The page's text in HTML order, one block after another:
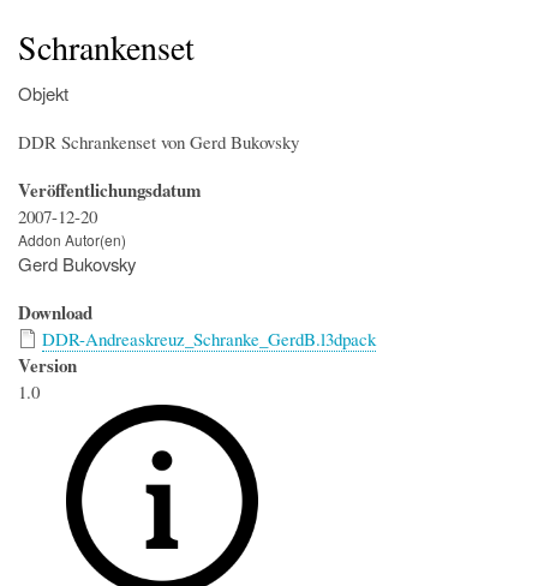
Schrankenset
Objekt
DDR Schrankenset von Gerd Bukovsky
Veröffentlichungsdatum
2007-12-20
Addon Autor(en)
Gerd Bukovsky
Download
DDR-Andreaskreuz_Schranke_GerdB.l3dpack
Version
1.0